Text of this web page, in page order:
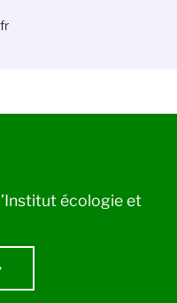
écologie et